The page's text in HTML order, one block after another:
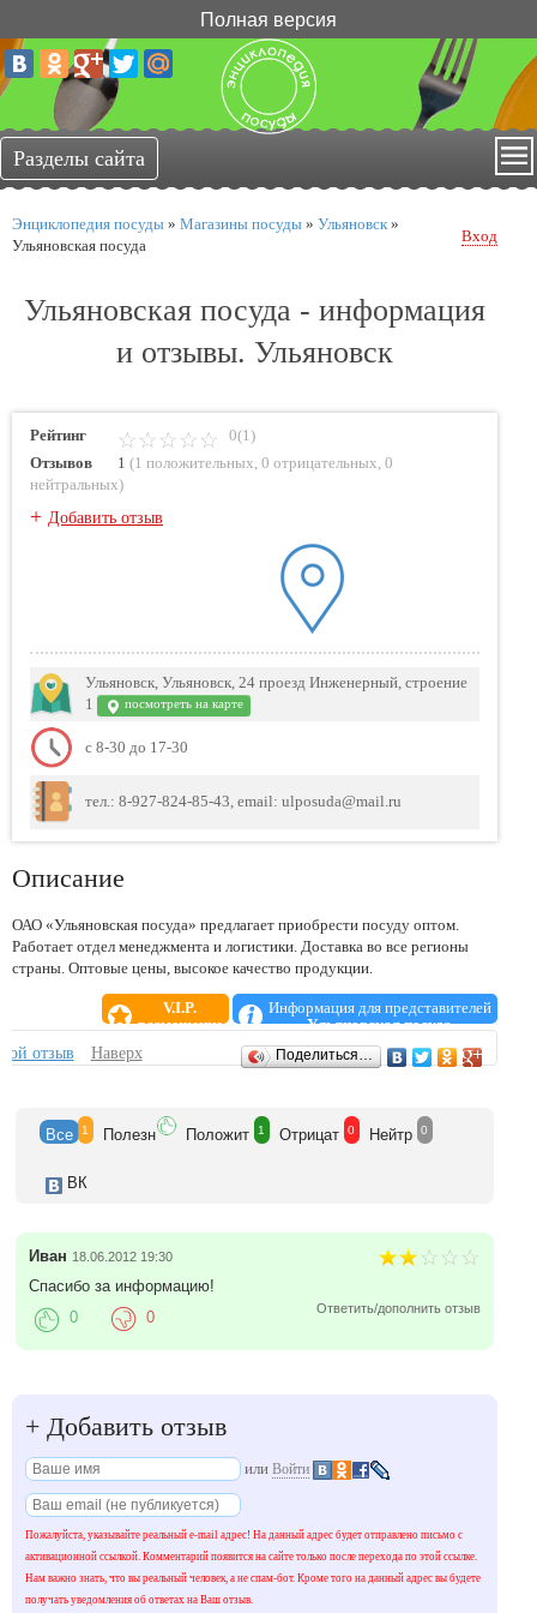
Полная версия
Энциклопедия посуды » Магазины посуды » Ульяновск »
Ульяновская посуда
Вход
Ульяновская посуда - информация
и отзывы. Ульяновск
Рейтинг
0(1)
Отзывов
1 (1 положительных 0 отрицательных 0
нейтральных)
+ Добавить отзыв
Ульяновск, Ульяновск, 24 проезд Инженерный, строение
1
посмотреть на карте
с 8-30 до 17-30
тел.: 8-927-824-85-43, email: ulposuda@mail.ru
Описание
ОАО «Ульяновская посуда» предлагает приобрести посуду оптом.
Работает отдел менеджмента и логистики. Доставка во все регионы
страны. Оптовые цены, высокое качество продукции.
V.I.P.
размещение
Информация для представителей
Ульяновская посуда
Отзывы
отзыв Наверх Поделиться…
Все 1 Полезн Положит 1 Отрицат 0 Нейтр 0
ВК
Иван 18.06.2012 19:30
Спасибо за информацию!
Ответить/дополнить отзыв
0 0
+ Добавить отзыв
или Войти
Пожалуйста, указывайте реальный e-mail адрес! На данный адрес будет отправлено письмо с
активационной ссылкой. Комментарий появится на сайте только после перехода по этой ссылке.
Нам важно знать, что вы реальный человек, а не спам-бот. Кроме того на данный адрес вы будете
получать уведомления об ответах на Ваш отзыв.